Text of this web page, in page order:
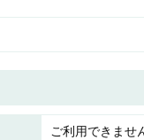
ご利用できませ